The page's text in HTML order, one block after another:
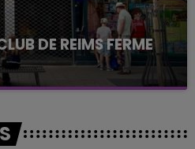
DE REIMS FERME
du centre-ville